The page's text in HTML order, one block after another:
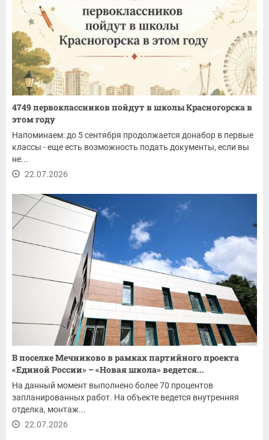
4749 первоклассников пойдут в школы Красногорска в
этом году
Напоминаем: до 5 сентября продолжается донабор в первые
классы - еще есть возможность подать документы, если вы
не...
22.07.2026
В поселке Мечниково в рамках партийного проекта
«Единой России» – «Новая школа» ведется...
На данный момент выполнено более 70 процентов
запланированных работ. На объекте ведется внутренняя
отделка, монтаж...
22.07.2026